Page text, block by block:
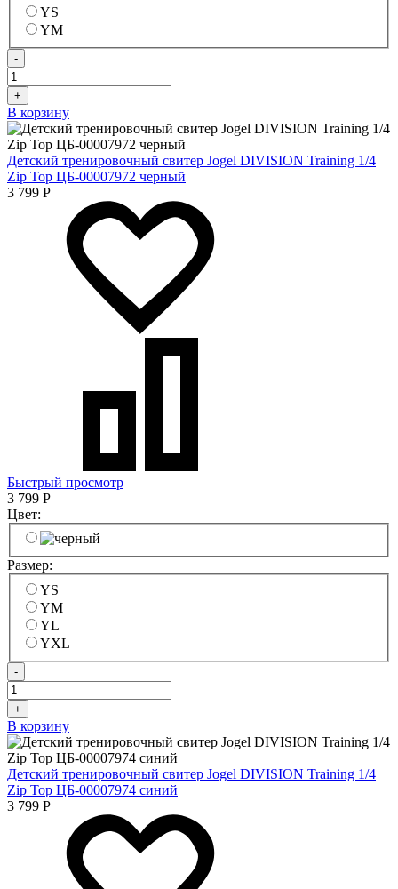
YS
YM
-
+
В корзину
Детский тренировочный свитер Jogel DIVISION Training 1/4
Zip Top ЦБ-00007972 черный
3 799 Р
Быстрый просмотр
3 799 Р
Цвет:
Размер:
YS
YM
YL
YXL
-
+
В корзину
Детский тренировочный свитер Jogel DIVISION Training 1/4
Zip Top ЦБ-00007974 синий
3 799 Р